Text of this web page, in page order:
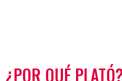
¿POR QUÉ